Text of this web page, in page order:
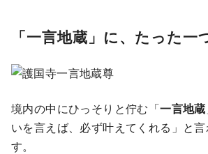
「一言地蔵」に、たった一
境内の中にひっそりと佇む「一言地蔵
いを言えば、必ず叶えてくれる」と
す。